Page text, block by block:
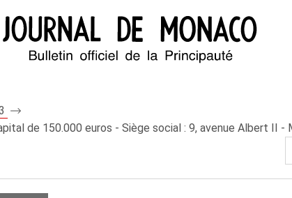
de 150.000 euros - Siège social : 9, avenue Albert II -